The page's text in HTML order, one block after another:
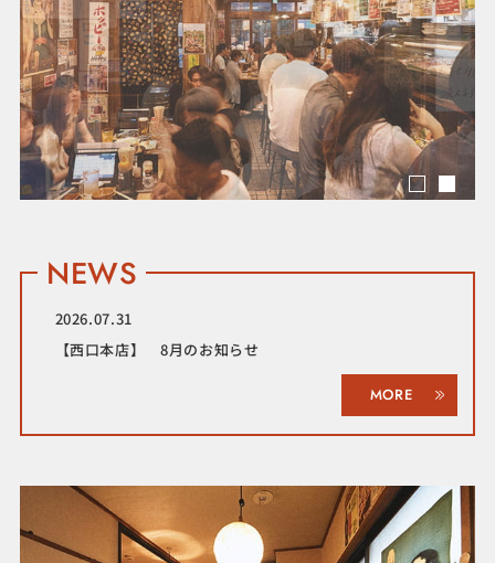
NEWS
2026.07.31
【西口本店】 8月のお知らせ
MORE